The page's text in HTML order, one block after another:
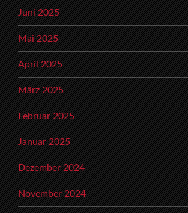
Juni 2025
Mai 2025
April 2025
März 2025
Februar 2025
Januar 2025
Dezember 2024
November 2024